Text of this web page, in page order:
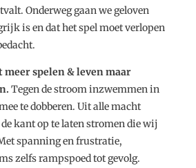
Onderweg gaan we geloven
is en dat het spel moet verlopen
meer spelen & leven maar
Tegen de stroom inzwemmen in
te dobberen. Uit alle macht
kant op te laten stromen die wij
spanning en frustratie,
zelfs rampspoed tot gevolg.